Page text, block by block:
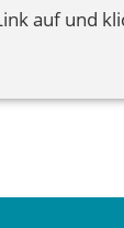
auf und